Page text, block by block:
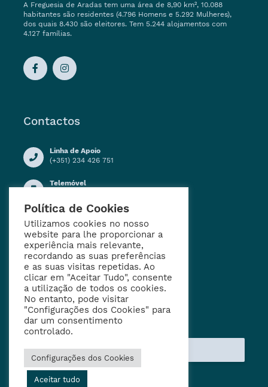
A Freguesia de Aradas tem uma área de 8,90 km², 10.088
habitantes são residentes (4.796 Homens e 5.292 Mulheres),
dos quais 8.430 são eleitores. Tem 5.244 alojamentos com
4.127 famílias.
Contactos
Linha de Apoio
(+351) 234 426 751
Telemóvel
Horário de Funcionamento
Segunda a Sexta-feira:
09h00 - 12h30
13h30 - 16h30
Email
geral@jf-aradas.pt
Entre em Contacto
ENVIAR MENSAGEM
Política de Cookies
Utilizamos cookies no nosso
website para lhe proporcionar a
experiência mais relevante,
recordando as suas preferências
e as suas visitas repetidas. Ao
clicar em "Aceitar Tudo", consente
a utilização de todos os cookies.
No entanto, pode visitar
"Configurações dos Cookies" para
dar um consentimento
controlado.
Configurações dos Cookies
Aceitar tudo